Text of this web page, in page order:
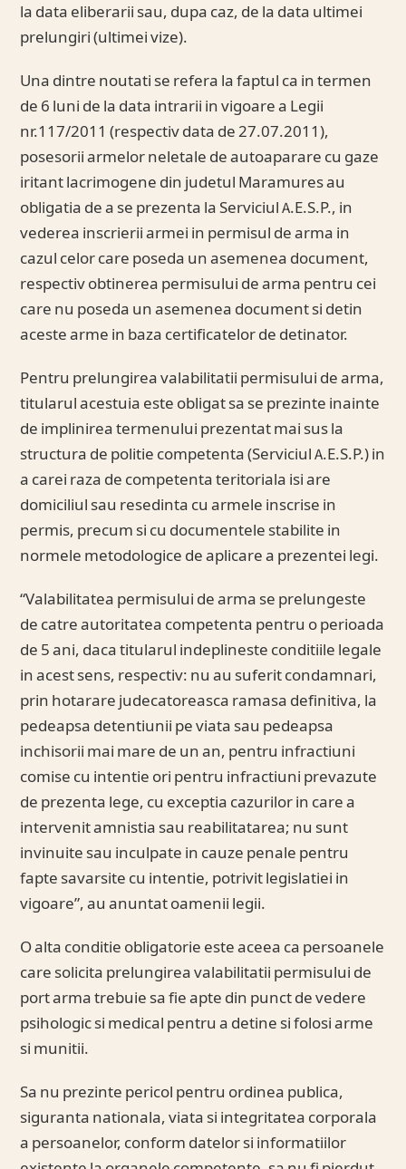
la data eliberarii sau, dupa caz, de la data ultimei
prelungiri (ultimei vize).
Una dintre noutati se refera la faptul ca in termen
de 6 luni de la data intrarii in vigoare a Legii
nr.117/2011 (respectiv data de 27.07.2011),
posesorii armelor neletale de autoaparare cu gaze
iritant lacrimogene din judetul Maramures au
obligatia de a se prezenta la Serviciul A.E.S.P., in
vederea inscrierii armei in permisul de arma in
cazul celor care poseda un asemenea document,
respectiv obtinerea permisului de arma pentru cei
care nu poseda un asemenea document si detin
aceste arme in baza certificatelor de detinator.
Pentru prelungirea valabilitatii permisului de arma,
titularul acestuia este obligat sa se prezinte inainte
de implinirea termenului prezentat mai sus la
structura de politie competenta (Serviciul A.E.S.P.) in
a carei raza de competenta teritoriala isi are
domiciliul sau resedinta cu armele inscrise in
permis, precum si cu documentele stabilite in
normele metodologice de aplicare a prezentei legi.
“Valabilitatea permisului de arma se prelungeste
de catre autoritatea competenta pentru o perioada
de 5 ani, daca titularul indeplineste conditiile legale
in acest sens, respectiv: nu au suferit condamnari,
prin hotarare judecatoreasca ramasa definitiva, la
pedeapsa detentiunii pe viata sau pedeapsa
inchisorii mai mare de un an, pentru infractiuni
comise cu intentie ori pentru infractiuni prevazute
de prezenta lege, cu exceptia cazurilor in care a
intervenit amnistia sau reabilitatarea; nu sunt
invinuite sau inculpate in cauze penale pentru
fapte savarsite cu intentie, potrivit legislatiei in
vigoare”, au anuntat oamenii legii.
O alta conditie obligatorie este aceea ca persoanele
care solicita prelungirea valabilitatii permisului de
port arma trebuie sa fie apte din punct de vedere
psihologic si medical pentru a detine si folosi arme
si munitii.
Sa nu prezinte pericol pentru ordinea publica,
siguranta nationala, viata si integritatea corporala
a persoanelor, conform datelor si informatiilor